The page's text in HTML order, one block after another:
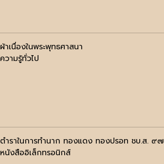
ผ้าเนื่องในพระพุทธศาสนา
ความรู้ทั่วไป
ตำราในการทำนาก ทองแดง ทองปรอท ชบ.ส. ๙๗
หนังสืออิเล็กทรอนิกส์